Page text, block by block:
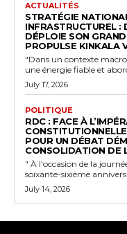
ACTUALITÉS
STRATÉGIE
INFRASTRUCTUREL :
DÉPLOIE SON
PROPULSE KINKALA
"Dans un contexte
une énergie fiable et
July 17, 2026
POLITIQUE
RDC : FACE À
POUR UN DÉBAT
CONSOLIDATION DE
" À l'occasion de la
soixante-sixième
July 14, 2026